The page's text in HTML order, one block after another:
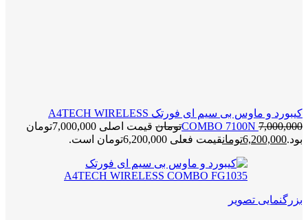
کیبورد و ماوس بی سیم ای فورتک A4TECH WIRELESS
COMBO 7100N 7,000,000 تومان
قیمت اصلی 7,000,000تومان
بود.6,200,000تومانقیمت فعلی 6,200,000تومان است.
بزرگنمایی تصویر